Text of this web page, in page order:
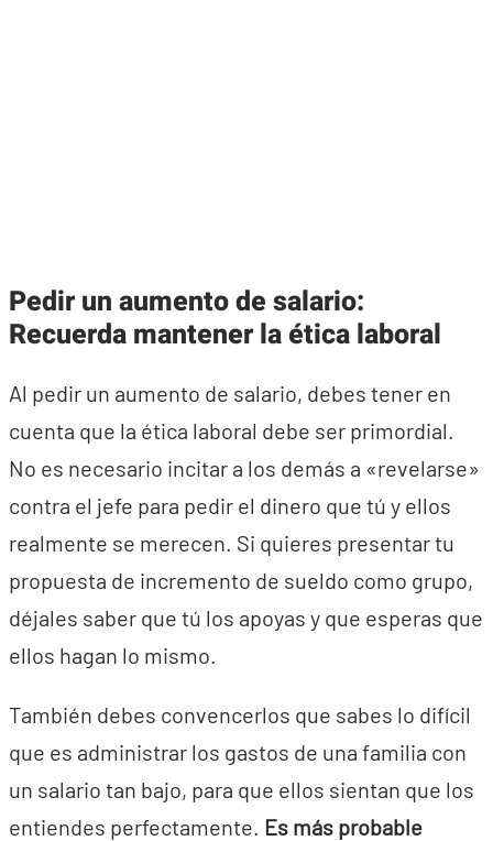
Pedir un aumento de salario:
Recuerda mantener la ética laboral
Al pedir un aumento de salario, debes tener en
cuenta que la ética laboral debe ser primordial.
No es necesario incitar a los demás a «revelarse»
contra el jefe para pedir el dinero que tú y ellos
realmente se merecen. Si quieres presentar tu
propuesta de incremento de sueldo como grupo,
déjales saber que tú los apoyas y que esperas que
ellos hagan lo mismo.
También debes convencerlos que sabes lo difícil
que es administrar los gastos de una familia con
un salario tan bajo, para que ellos sientan que los
entiendes perfectamente. Es más probable